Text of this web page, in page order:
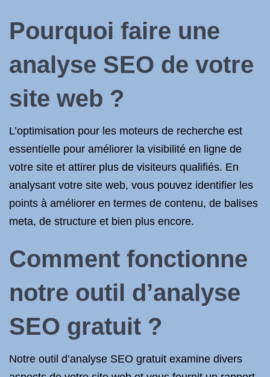
Pourquoi faire une
analyse SEO de votre
site web ?
L’optimisation pour les moteurs de recherche est
essentielle pour améliorer la visibilité en ligne de
votre site et attirer plus de visiteurs qualifiés. En
analysant votre site web, vous pouvez identifier les
points à améliorer en termes de contenu, de balises
meta, de structure et bien plus encore.
Comment fonctionne
notre outil d’analyse
SEO gratuit ?
Notre outil d’analyse SEO gratuit examine divers